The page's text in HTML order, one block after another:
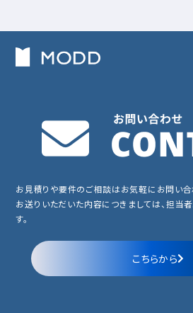
お見積りや要件のご相談はお気軽にお問い合
お送りいただいた内容につきましては、担当
す。
こちらから